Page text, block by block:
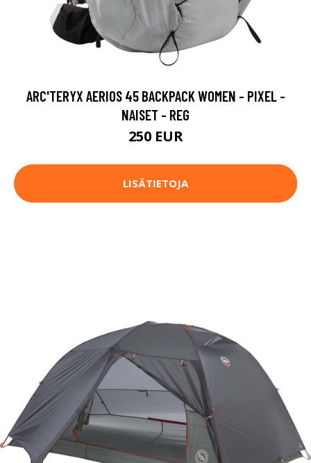
ARC'TERYX AERIOS 45 BACKPACK WOMEN - PIXEL -
NAISET - REG
250 EUR
LISÄTIETOJA